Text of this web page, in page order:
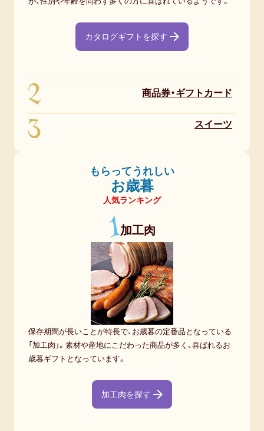
カタログギフトを探す
2 商品券・ギフトカード
3 スイーツ
もらってうれしい
お歳暮
人気ランキング
1加工肉
保存期間が長いことが特長で、お歳暮の定番品となっている
「加工肉」。素材や産地にこだわった商品が多く、喜ばれるお
歳暮ギフトとなっています。
加工肉を探す